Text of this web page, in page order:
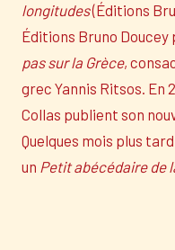
longitudes(Éditions
Éditions Bruno
pas sur la Grèce,
grec Yannis Ritsos. En
Collas publient son
Quelques mois plus
un Petit abécédaire de